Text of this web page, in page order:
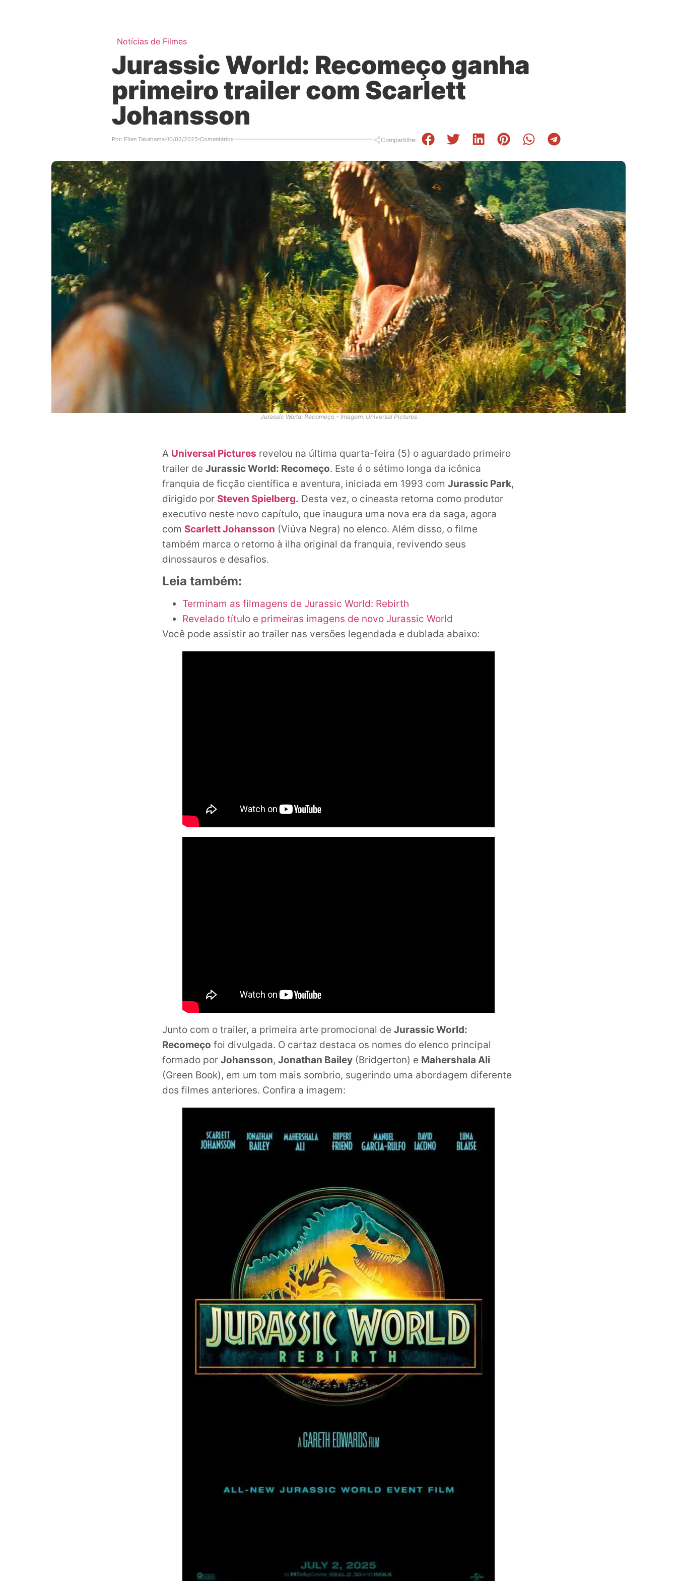
Notícias de Filmes
Jurassic World: Recomeço ganha
primeiro trailer com Scarlett
Johansson
Por: Ellen Takahama 10/02/2025 Comentários Compartilhe:
Jurassic World: Recomeço - Imagem: Universal Pictures
A Universal Pictures revelou na última quarta-feira (5) o aguardado primeiro
trailer de Jurassic World: Recomeço. Este é o sétimo longa da icônica
franquia de ficção científica e aventura, iniciada em 1993 com Jurassic Park,
dirigido por Steven Spielberg. Desta vez, o cineasta retorna como produtor
executivo neste novo capítulo, que inaugura uma nova era da saga, agora
com Scarlett Johansson (Viúva Negra) no elenco. Além disso, o filme
também marca o retorno à ilha original da franquia, revivendo seus
dinossauros e desafios.
Leia também:
Terminam as filmagens de Jurassic World: Rebirth
Revelado título e primeiras imagens de novo Jurassic World
Você pode assistir ao trailer nas versões legendada e dublada abaixo:
Junto com o trailer, a primeira arte promocional de Jurassic World:
Recomeço foi divulgada. O cartaz destaca os nomes do elenco principal
formado por Johansson, Jonathan Bailey (Bridgerton) e Mahershala Ali
(Green Book), em um tom mais sombrio, sugerindo uma abordagem diferente
dos filmes anteriores. Confira a imagem: